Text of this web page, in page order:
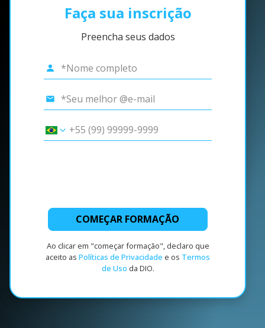
Faça sua inscrição
Preencha seus dados
COMEÇAR FORMAÇÃO
Ao clicar em "começar formação", declaro que
aceito as Políticas de Privacidade e os Termos
de Uso da DIO.